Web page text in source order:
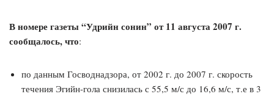
В номере газеты “Удрийн сонин” от 11 августа 2007 г.
сообщалось, что:
по данным Госводнадзора, от 2002 г. до 2007 г. скорость
течения Эгийн-гола снизилась с 55,5 м/с до 16,6 м/с, т.е в 3